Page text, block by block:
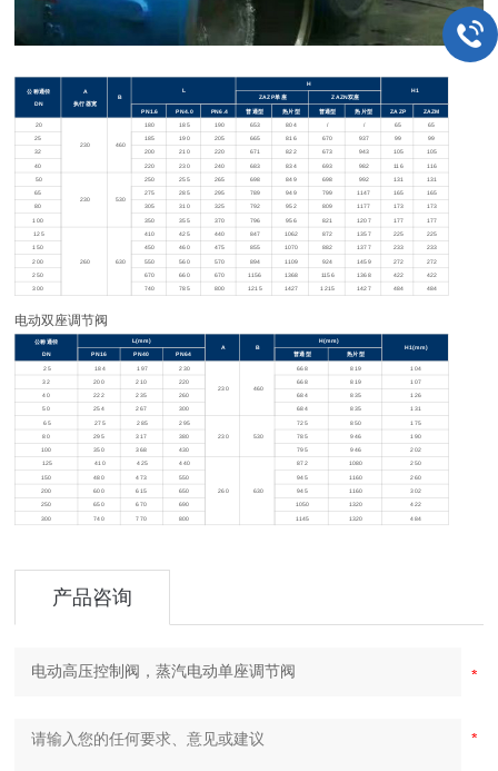
公称通径
DN
A
执行器宽
B
L
H
H1
ZAZP单座 ZAZN双座
PN1.6
PN4.0 PN6.4 普通型 热片型 普通型 热片型 ZAZP
ZAZM
20
230 460
180 185 190 653 804 / / 65
65
25
185 190 205 665 816 670 937 99
99
32
200 210 220 671 822 673 943 105
105
40
220 230 240 683 834 693 982 116 116
50
230 530
250 255 265 698 849 698 992 131 131
65 275 285 295 789 949 799 1147 165
165
80
305 310 325 792 952 809 1177 173
173
100
350 355 370 796 956 821 1207 177
177
125
260 630
410 425 440 847 1062 872 1357 225
225
150
450 460 475 855 1070 882 1377 233
233
200
550 560 570 894 1109 924 1459 272
272
250
670 660 670 1156 1368 1156 1368 422
422
300
740 785 800 1215 1427 1215 1427 484 484
电动双座调节阀
公称通径
DN
L(mm)
A
B
H(mm)
H1(mm)
PN16
PN40 PN64 普通型
热片型
25
184 197 230
230 460
668 819
104
32
200 210 220 668 819
107
40
222 235 260 684 835
126
50
254 267 300 684 835
131
65
275 285 295
230 530
725 850 175
80 295 317 380 785 946 190
100 350 368 430 795 946
202
125
410 425 440
260 630
872 1080
250
150
480 473 550 945 1160
260
200
600 615 650 945 1160
302
250
650 670 690 1050 1320
422
300
740 770 800 1145 1320 484
产品咨询